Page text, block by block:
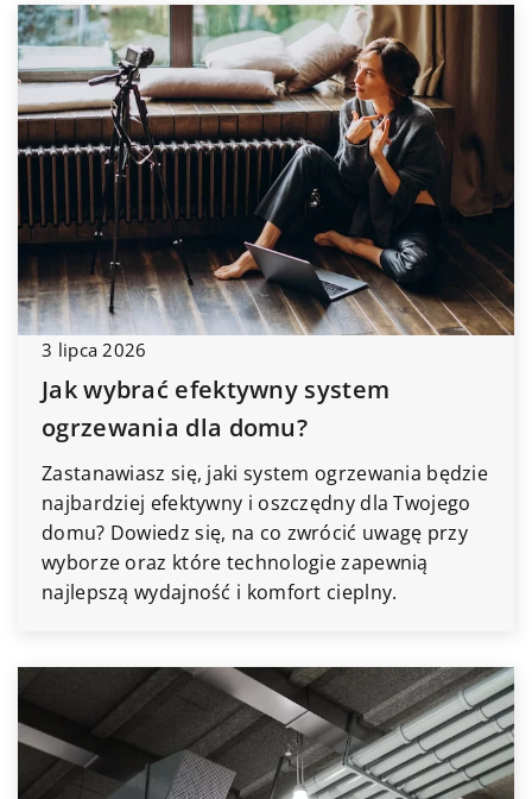
3 lipca 2026
Jak wybrać efektywny system
ogrzewania dla domu?
Zastanawiasz się, jaki system ogrzewania będzie
najbardziej efektywny i oszczędny dla Twojego
domu? Dowiedz się, na co zwrócić uwagę przy
wyborze oraz które technologie zapewnią
najlepszą wydajność i komfort cieplny.